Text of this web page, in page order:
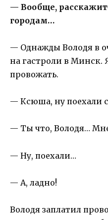
— Вообще,
городам…
— Однажды Володя в
на гастроли в Минск.
провожать.
— Ксюша, ну поехали
— Ты что, Володя…
— Ну, поехали…
— А, ладно!
Володя заплатил